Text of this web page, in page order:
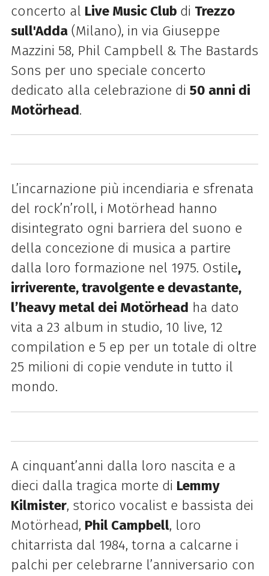
concerto al Live Music Club di Trezzo
sull'Adda(Milano), in via Giuseppe
Mazzini 58, Phil Campbell & The Bastards
Sons per uno speciale concerto
dedicato alla celebrazione di 50 anni di
Motörhead.
L’incarnazione più incendiaria e sfrenata
del rock’n’roll, i Motörhead hanno
disintegrato ogni barriera del suono e
della concezione di musica a partire
dalla loro formazione nel 1975. Ostile,
irriverente, travolgente e devastante,
l’heavy metal dei Motörhead ha dato
vita a 23 album in studio, 10 live, 12
compilation e 5 ep per un totale di oltre
25 milioni di copie vendute in tutto il
mondo.
A cinquant’anni dalla loro nascita e a
dieci dalla tragica morte di Lemmy
Kilmister, storico vocalist e bassista dei
Motörhead, Phil Campbell, loro
chitarrista dal 1984, torna a calcarne i
palchi per celebrarne l’anniversario con